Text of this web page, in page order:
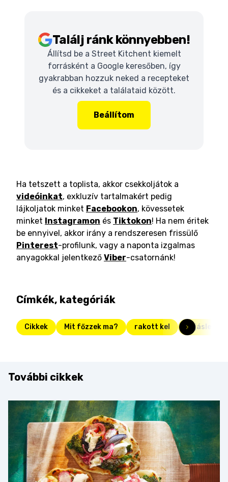
Találj ránk könnyebben!
Állítsd be a Street Kitchent kiemelt
forrásként a Google keresőben, így
gyakrabban hozzuk neked a recepteket
és a cikkeket a találataid között.
Beállítom
Ha tetszett a toplista, akkor csekkoljátok a
videóinkat, exkluzív tartalmakért pedig
lájkoljatok minket Facebookon, kövessetek
minket Instagramon és Tiktokon! Ha nem éritek
be ennyivel, akkor irány a rendszeresen frissülő
Pinterest-profilunk, vagy a naponta izgalmas
anyagokkal jelentkező Viber-csatornánk!
Címkék, kategóriák
Cikkek Mit főzzek ma? rakott kel tojásleves
További cikkek